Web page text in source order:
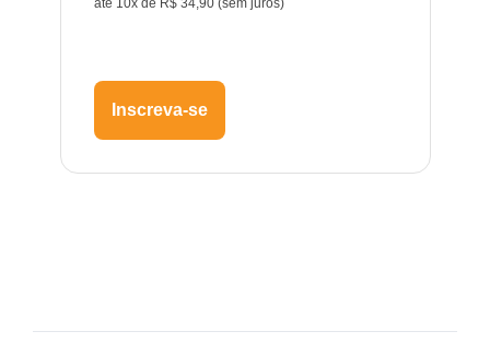
até 10x de R$ 34,90 (sem juros)
Inscreva-se